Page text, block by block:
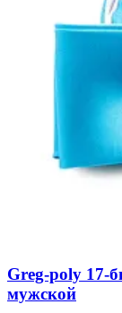
Greg-poly 17-
мужской